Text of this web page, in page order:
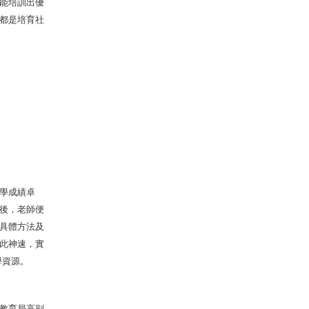
培訓出優
是培育社
成績卓
，老師便
體方法及
神速，實
源。